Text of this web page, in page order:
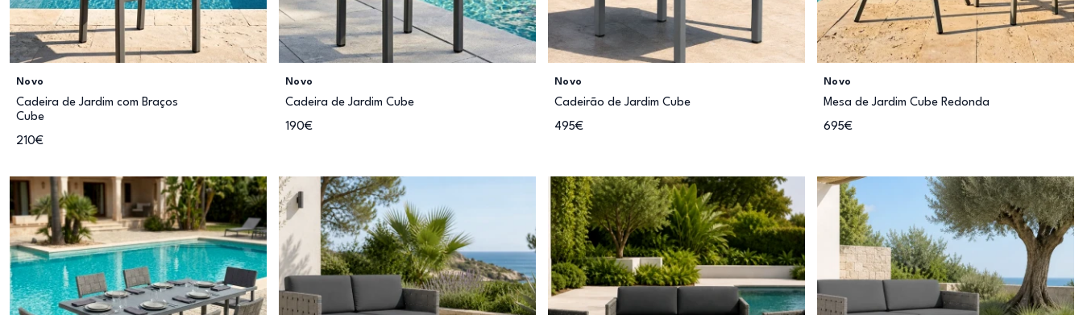
Novo
Cadeira de Jardim com Braços
Cube
210€
Novo
Cadeira de Jardim Cube
190€
Novo
Cadeirão de Jardim Cube
495€
Novo
Mesa de Jardim Cube Redonda
695€